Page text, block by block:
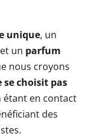
unique, un
un parfum
nous croyons
se choisit pas
étant en contact
des